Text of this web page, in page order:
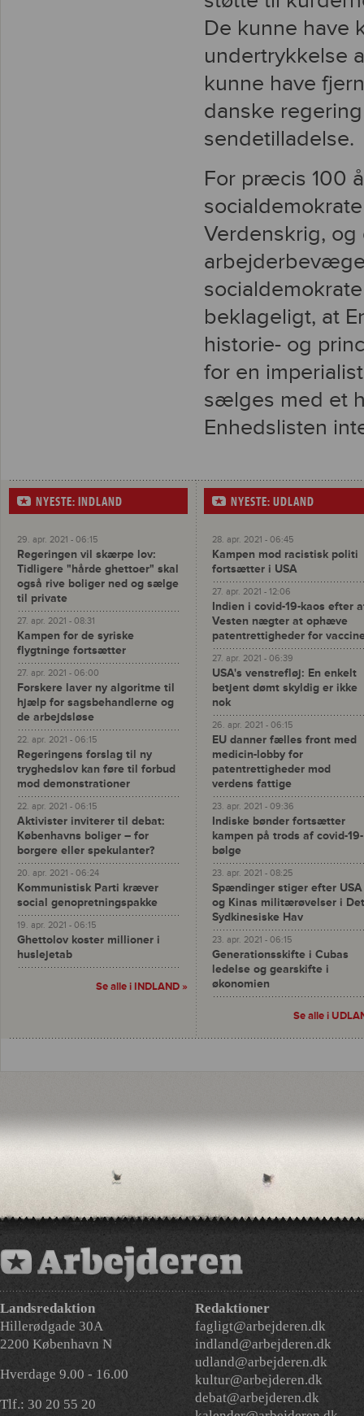
De kunne have
undertrykkelse
kunne have
danske
sendetilladelse.
For præcis 100
Verdenskrig,
beklageligt, at
historie- og
for en
sælges med et
Enhedslisten
NYESTE: INDLAND
29. apr. 2021 - 06:15
Regeringen vil skærpe lov:
Tidligere "hårde ghettoer" skal
også rive boliger ned og sælge
til private
27. apr. 2021 - 08:31
Kampen for de syriske
flygtninge fortsætter
27. apr. 2021 - 06:00
Forskere laver ny algoritme til
hjælp for sagsbehandlerne og
de arbejdsløse
22. apr. 2021 - 06:15
Regeringens forslag til ny
tryghedslov kan føre til forbud
mod demonstrationer
22. apr. 2021 - 06:15
Aktivister inviterer til debat:
Københavns boliger – for
borgere eller spekulanter?
20. apr. 2021 - 06:24
Kommunistisk Parti kræver
social genopretningspakke
19. apr. 2021 - 06:15
Ghettolov koster millioner i
huslejetab
Se alle i INDLAND »
NYESTE: UDLAND
28. apr. 2021 - 06:45
Kampen mod racistisk politi
fortsætter i USA
27. apr. 2021 - 12:06
Indien i covid-19-kaos efter
Vesten nægter at ophæve
patentrettigheder for
27. apr. 2021 - 06:39
USA's venstrefløj: En enkelt
betjent dømt skyldig er ikke
nok
26. apr. 2021 - 06:15
EU danner fælles front med
medicin-lobby for
patentrettigheder mod
verdens fattige
23. apr. 2021 - 09:36
Indiske bønder fortsætter
kampen på trods af covid-19-
bølge
23. apr. 2021 - 08:25
Spændinger stiger efter USA
og Kinas militærøvelser i Det
Sydkinesiske Hav
23. apr. 2021 - 06:15
Generationsskifte i Cubas
ledelse og gearskifte i
økonomien
Se alle i
Landsredaktion
Hillerødgade 30A
2200 København N
Hverdage 9.00 - 16.00
Tlf.: 30 20 55 20
Redaktioner
fagligt@arbejderen.dk
indland@arbejderen.dk
udland@arbejderen.dk
kultur@arbejderen.dk
debat@arbejderen.dk